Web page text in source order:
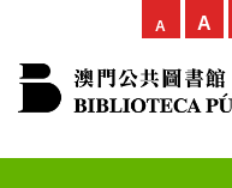
A A